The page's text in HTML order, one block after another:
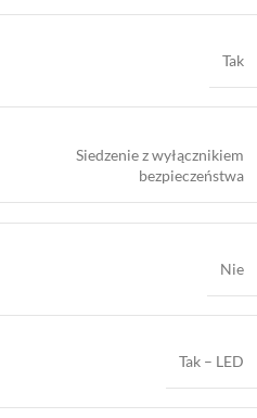
Tak
Siedzenie z wyłącznikiem
bezpieczeństwa
Nie
Tak – LED